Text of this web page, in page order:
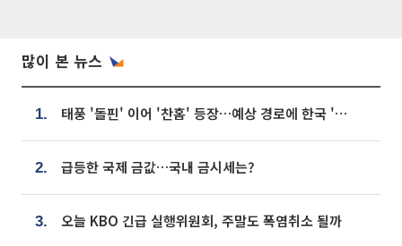
많이 본 뉴스
1. 태풍 '돌핀' 이어 '찬홈' 등장…예상 경로에 한국 '한숨'
2. 급등한 국제 금값…국내 금시세는?
3. 오늘 KBO 긴급 실행위원회, 주말도 폭염취소 될까